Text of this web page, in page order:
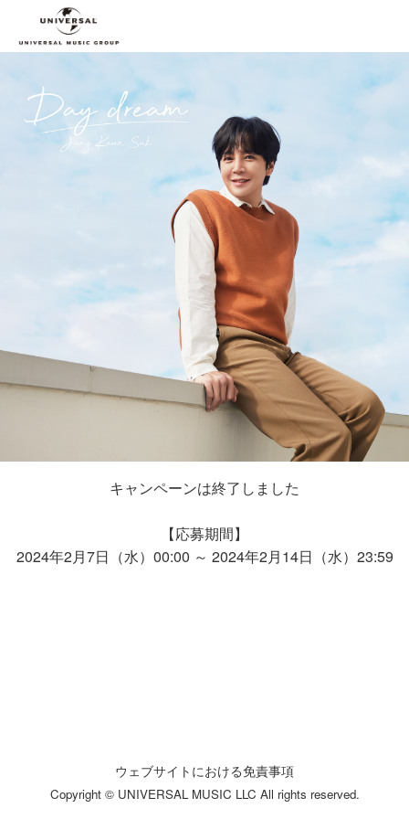
キャンペーンは終了しました
【応募期間】
2024年2月7日（水）00:00 ～ 2024年2月14日（水）23:59
ウェブサイトにおける免責事項
Copyright © UNIVERSAL MUSIC LLC All rights reserved.